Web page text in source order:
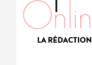
LA RÉDACTION